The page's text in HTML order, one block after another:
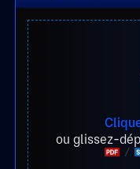
ou glissez-